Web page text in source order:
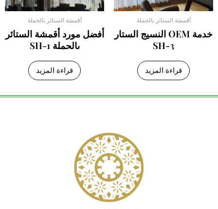
أقمشة الستائر بالجملة
خدمة OEM النسيج الستار
SH-3
قراءة المزيد
أقمشة الستائر بالجملة
أفضل مورد أقمشة الستائر
بالجملة SH-1
قراءة المزيد